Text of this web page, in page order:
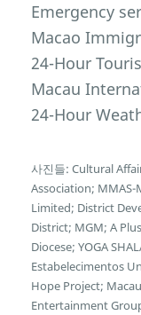
Emergency
Macao
24-Hour
Macau
24-Hour
사진들: Cultural
Association; MMAS-
Limited; District
District; MGM; A
Diocese; YOGA
Estabelecimentos
Hope Project;
Entertainment